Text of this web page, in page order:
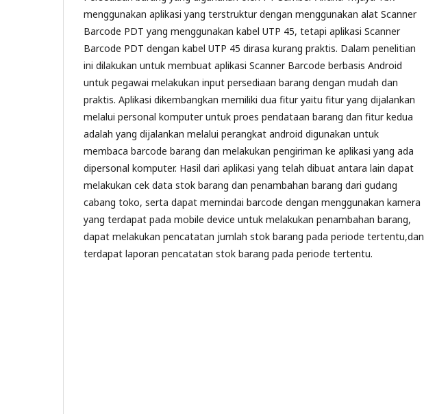
menggunakan aplikasi yang terstruktur dengan menggunakan alat Scanner
Barcode PDT yang menggunakan kabel UTP 45, tetapi aplikasi Scanner
Barcode PDT dengan kabel UTP 45 dirasa kurang praktis. Dalam penelitian
ini dilakukan untuk membuat aplikasi Scanner Barcode berbasis Android
untuk pegawai melakukan input persediaan barang dengan mudah dan
praktis. Aplikasi dikembangkan memiliki dua fitur yaitu fitur yang dijalankan
melalui personal komputer untuk proes pendataan barang dan fitur kedua
adalah yang dijalankan melalui perangkat android digunakan untuk
membaca barcode barang dan melakukan pengiriman ke aplikasi yang ada
dipersonal komputer. Hasil dari aplikasi yang telah dibuat antara lain dapat
melakukan cek data stok barang dan penambahan barang dari gudang
cabang toko, serta dapat memindai barcode dengan menggunakan kamera
yang terdapat pada mobile device untuk melakukan penambahan barang,
dapat melakukan pencatatan jumlah stok barang pada periode tertentu,dan
terdapat laporan pencatatan stok barang pada periode tertentu.